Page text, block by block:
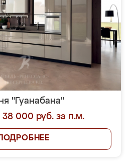
"Гуанабана"
38 000 руб. за п.м.
ПОДРОБНЕЕ